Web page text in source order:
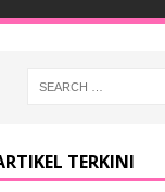
TERKINI